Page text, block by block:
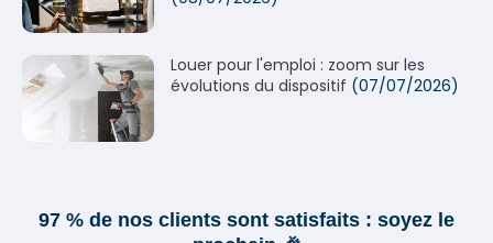
Louer pour l'emploi : zoom sur les
évolutions du dispositif (07/07/2026)